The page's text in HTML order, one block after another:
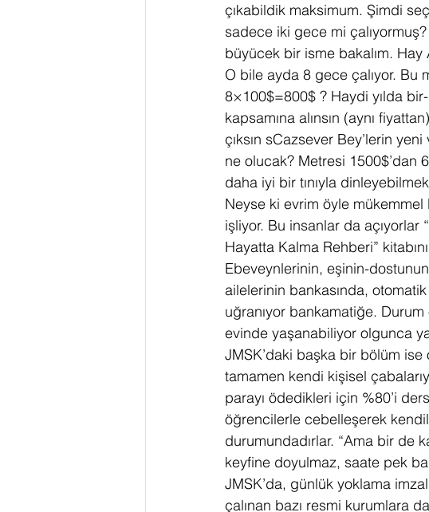
çıkabildik maksimum. Şimdi
sadece iki gece mi
büyücek bir isme bakalım. Hay
O bile ayda 8 gece çalıyor. Bu
8×100$=800$ ? Haydi yılda
kapsamına alınsın (aynı
çıksın sCazsever Bey’lerin
ne olucak? Metresi 1500$’dan
daha iyi bir tınıyla
Neyse ki evrim öyle
işliyor. Bu insanlar da açıyorlar
Hayatta Kalma Rehberi”
Ebeveynlerinin, eşinin-
ailelerinin bankasında,
uğranıyor bankamatiğe.
evinde yaşanabiliyor olgunca
JMSK’daki başka bir bölüm
tamamen kendi kişisel
parayı ödedikleri için %80’i
öğrencilerle cebelleşerek
durumundadırlar. “Ama bir de
keyfine doyulmaz, saate pek
JMSK’da, günlük yoklama
çalınan bazı resmi kurumlara